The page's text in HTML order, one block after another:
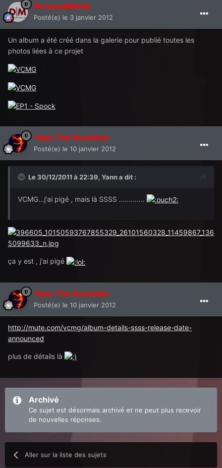
PersonalMode
Posté(e) le 3 janvier 2012
Un album a été créé dans la galerie pour publié toutes les
photos liées à ce projet
Yann The Revelator
Posté(e) le 10 janvier 2012
Le 30/12/2011 à 22:39, Yann a dit :
VCMG...j'ai pigé , mais là SSSS .............
ça y est , j'ai pigé
Yann The Revelator
Posté(e) le 10 janvier 2012
http://mute.com/vcmg/album-details-ssss-release-date-
announced
plus de détails là
Archivé
Ce sujet est désormais archivé et ne peut plus recevoir
de nouvelles réponses.
Aller sur la liste des sujets